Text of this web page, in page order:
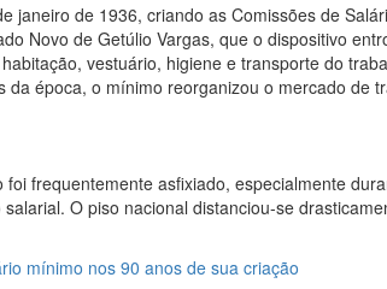
janeiro de 1936, criando as Comissões de
Novo de Getúlio Vargas, que o dispositivo
vestuário, higiene e transporte do
época, o mínimo reorganizou o mercado de
frequentemente asfixiado, especialmente
O piso nacional distanciou-se
mínimo nos 90 anos de sua criação